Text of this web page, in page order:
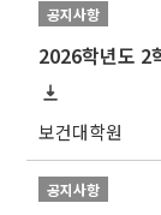
공지사항
보건대학원
공지사항